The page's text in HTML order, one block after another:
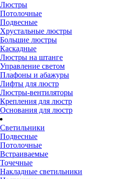
Люстры
Потолочные
Подвесные
Хрустальные люстры
Большие люстры
Каскадные
Люстры на штанге
Управление светом
Плафоны и абажуры
Лифты для люстр
Люстры-вентиляторы
Крепления для люстр
Основания для люстр
Светильники
Подвесные
Потолочные
Встраиваемые
Точечные
Накладные светильники